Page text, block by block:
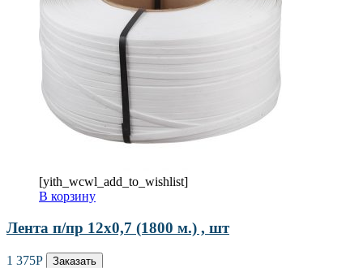
[yith_wcwl_add_to_wishlist]
В корзину
Лента п/пр 12х0,7 (1800 м.) , шт
1 375Р Заказать